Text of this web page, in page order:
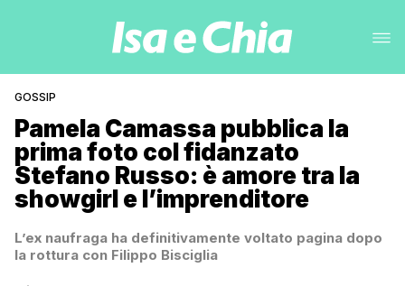
GOSSIP
Pamela Camassa pubblica la
prima foto col fidanzato
Stefano Russo: è amore tra la
showgirl e l’imprenditore
L’ex naufraga ha definitivamente voltato pagina dopo
la rottura con Filippo Bisciglia